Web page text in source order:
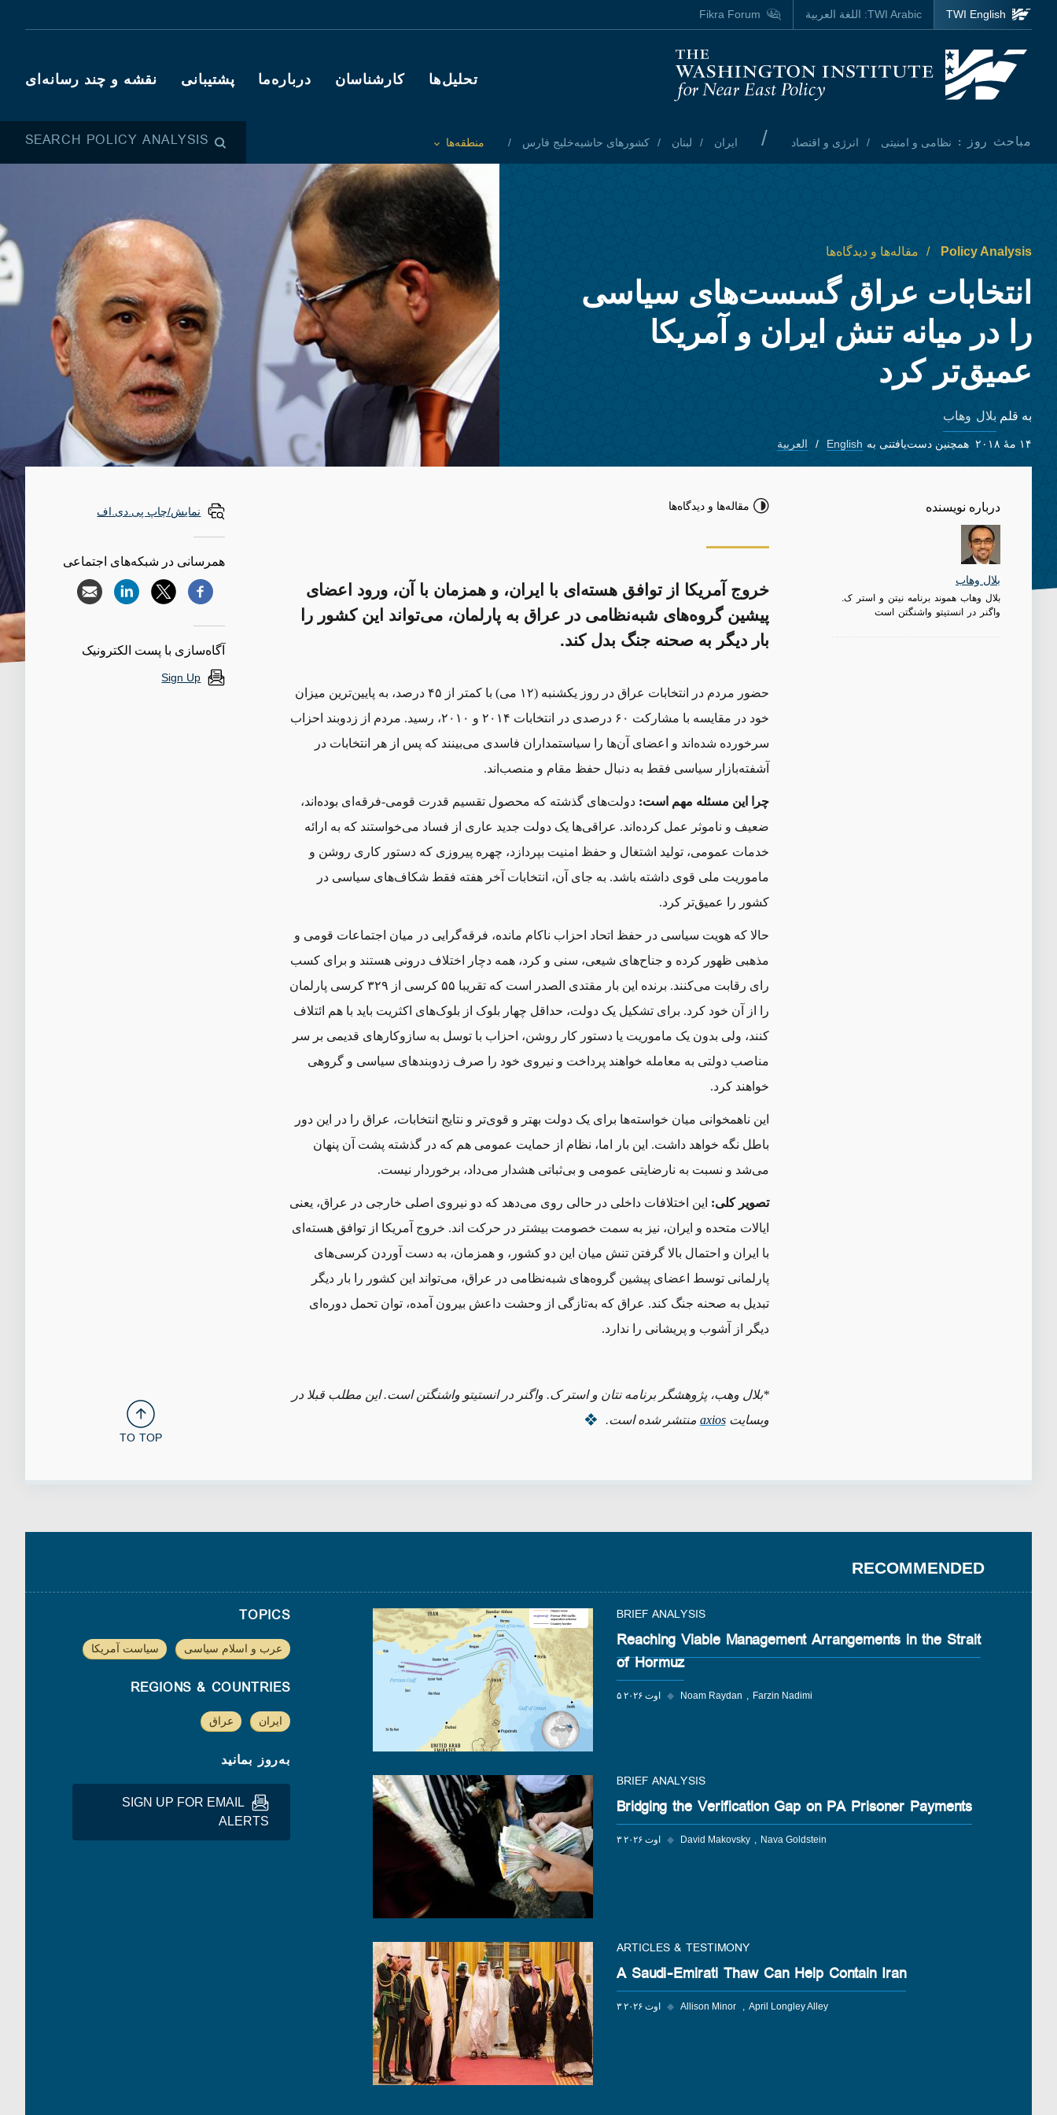
Skip to main content
Homepage
Main navigation
تحلیل‌ها کارشناسان درباره‌ما پشتیبانی نقشه و چند رسانه‌ای
مباحث روز : نظامی و امنیتی انرژی و اقتصاد / ایران لبنان کشورهای حاشیه‌خلیج فارس
Toggle List of
منطقه‌ها SEARCH POLICY ANALYSIS
TWI English
TWI Arabic: اللغة العربية Fikra Forum
Policy Analysis مقاله‌ها و دیدگاه‌ها
انتخابات عراق گسست‌های سیاسی
را در میانه تنش ایران و آمریکا
عمیق‌تر کرد
به قلم بلال وهاب
۱۴ مهٔ ۲۰۱۸ همچنین دست‌یافتنی به English العربية
درباره نویسنده
بلال وهاب
بلال وهاب هموند برنامه نیتن و استر ک.
واگنر در انستیتو واشنگتن است
مقاله‌ها و دیدگاه‌ها
خروج آمریکا از توافق هسته‌ای با ایران، و همزمان با آن، ورود اعضای
پیشین گروه‌های شبه‌نظامی در عراق به پارلمان، می‌تواند این کشور را
بار دیگر به صحنه جنگ بدل کند.
حضور مردم در انتخابات عراق در روز یکشنبه (۱۲ می) با کمتر از ۴۵ درصد، به پایین
ترین میزان
خود در مقایسه با مشارکت ۶۰
درصدی در انتخابات ۲۰۱۴ و ۲۰۱۰، رسید. مردم از زدوبند احزاب
سرخورده شده اند و اعضای آن‌ها را سیاستمداران فاسدی میبینند که پس از هر انتخابات در
آشفتهبازار سیاسی فقط به دنبال حفظ مقام و منصب اند.
چرا این مسئله مهم است: دولتهای گذشته که محصول تقسیم قدرت قومی-فرقه ای بوده‌اند،
ضعیف و ناموثر عمل کرده اند. عراقیها یک دولت جدید عاری از فساد میخواستند که به ارائه
خدمات عمومی، تولید اشتغال و حفظ امنیت بپردازد، چهره پیروزی که دستور کاری روشن و
ماموریت ملی قوی داشته باشد. به جای آن، انتخابات آخر هفته فقط شکاف‌های سیاسی در
کشور را عمیقتر کرد.
حالا که هویت سیاسی در حفظ اتحاد احزاب ناکام مانده، فرقهگرایی در میان اجتماعات قومی و
مذهبی ظهور کرده و جناح‌های شیعی، سنی و کرد، همه دچار اختلاف درونی هستند و برای کسب
رای رقابت می
کنند. برنده این بار مقتدی الصدر است که تقریبا ۵۵ کرسی از ۳۲۹ کرسی پارلمان
را از آن خود کرد. برای تشکیل یک دولت، حداقل چهار بلوک از بلوک‌های اکثریت باید با هم ائتلاف
کنند، ولی بدون یک ماموریت یا دستور کار روشن، احزاب با توسل به سازوکارهای قدیمی بر سر
مناصب دولتی به معامله خواهند پرداخت و نیروی خود را صرف زدوبندهای سیاسی و گروهی
خواهند کرد.
این ناهمخوانی میان خواستهها برای یک دولت بهتر و قویتر و نتایج انتخابات، عراق را در این دور
باطل نگه خواهد داشت. این بار اما، نظام از حمایت عمومی هم که در گذشته پشت آن پنهان
میشد و نسبت به نارضایتی عمومی و بیثباتی هشدار میداد، برخوردار نیست.
تصویر کلی: این اختلافات داخلی در حالی روی میدهد که دو نیروی اصلی خارجی در عراق، یعنی
ایالات متحده و ایران، نیز به سمت خصومت بیشتر در حرکت اند. خروج آمریکا از توافق هسته ای
با ایران و احتمال بالا گرفتن تنش میان این دو کشور، و همزمان، به دست آوردن کرسیهای
پارلمانی توسط اعضای پیشین گروههای شبه‌نظامی در عراق، میتواند این کشور را بار دیگر
تبدیل به صحنه جنگ کند. عراق که به‌تازگی از وحشت داعش بیرون آمده، توان تحمل دوره ای
دیگر از آشوب و پریشانی را ندارد.
*بلال وهب، پژوهشگر برنامه نتان و استر ک. واگنر در انستیتو واشنگتن است. این مطلب قبلا در
وبسایتaxios منتشر شده است.
نمایش/چاپ پی.دی.اف
همرسانی در شبکه‌های اجتماعی
آگاه‌سازی با پست الکترونیک
Sign Up
TO TOP
RECOMMENDED
BRIEF ANALYSIS
Reaching Viable Management Arrangements in the Strait
of Hormuz
۵ اوت ۲۰۲۶ ◆ Noam Raydan Farzin Nadimi
BRIEF ANALYSIS
Bridging the Verification Gap on PA Prisoner Payments
۳ اوت ۲۰۲۶ ◆ David Makovsky Nava Goldstein
ARTICLES & TESTIMONY
A Saudi-Emirati Thaw Can Help Contain Iran
۳ اوت ۲۰۲۶ ◆ Allison Minor April Longley Alley
TOPICS
عرب و اسلام سیاسی سیاست آمریکا
REGIONS & COUNTRIES
ایران عراق
به‌روز بمانید
SIGN UP FOR EMAIL
ALERTS